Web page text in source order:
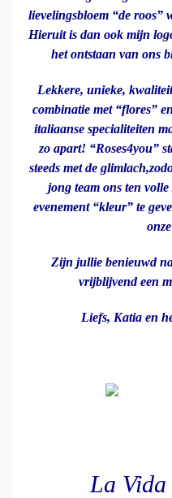
lievelingsbloem “de roos”
Hieruit is dan ook mijn
het ontstaan van ons
Lekkere, unieke,
combinatie met “flores”
italiaanse specialiteiten
zo apart! “Roses4you”
steeds met de
jong team ons ten
evenement “kleur” te
Zijn jullie benieuwd
vrijblijvend een
Liefs, Katia en
La Vida